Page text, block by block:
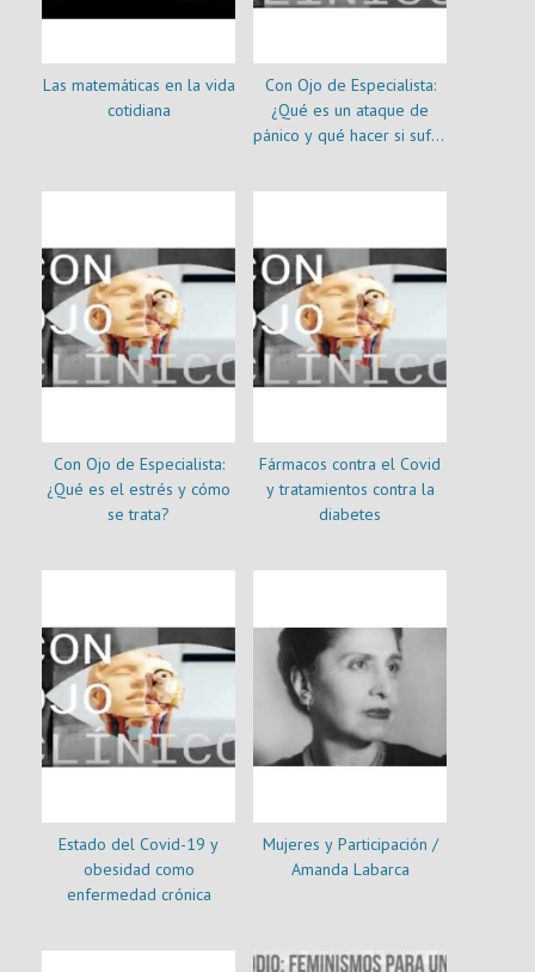
Las matemáticas en la vida
cotidiana
Con Ojo de Especialista:
¿Qué es un ataque de
pánico y qué hacer si sufro
Con Ojo de Especialista:
¿Qué es el estrés y cómo
se trata?
Fármacos contra el Covid
y tratamientos contra la
diabetes
Estado del Covid-19 y
obesidad como
enfermedad crónica
Mujeres y Participación /
Amanda Labarca